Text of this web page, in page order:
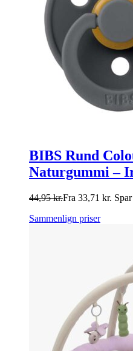
BIBS Rund
Naturgummi –
44,95kr.Fra 33,71 kr.
Sammenlign priser